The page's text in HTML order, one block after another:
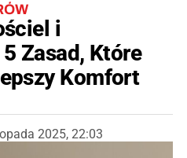
i
Zasad, Które
Komfort
2025, 22:03